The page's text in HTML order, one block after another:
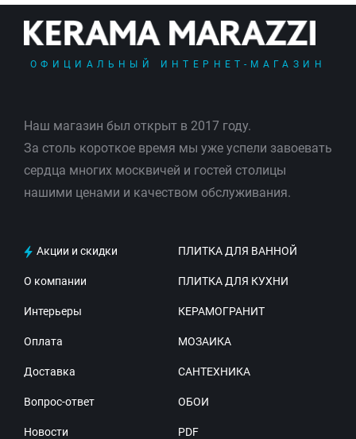
ОФИЦИАЛЬНЫЙ ИНТЕРНЕТ-МАГАЗИН
Наш магазин был открыт в 2017 году.
За столь короткое время мы уже успели завоевать
сердца многих москвичей и гостей столицы
нашими ценами и качеством обслуживания.
Акции и скидки
О компании
Интерьеры
Оплата
Доставка
Вопрос-ответ
Новости
ПЛИТКА ДЛЯ ВАННОЙ
ПЛИТКА ДЛЯ КУХНИ
КЕРАМОГРАНИТ
МОЗАИКА
САНТЕХНИКА
ОБОИ
PDF